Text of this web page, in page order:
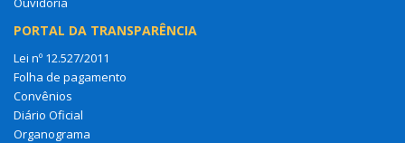
PORTAL DA TRANSPARÊNCIA
Lei nº 12.527/2011
Folha de pagamento
Convênios
Diário Oficial
Organograma